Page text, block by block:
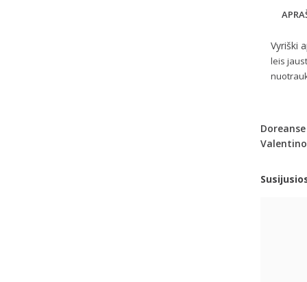
Vyriški
leis
Doreanse
Valentino